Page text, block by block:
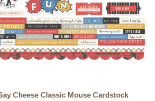
Cheese Classic Mouse Cardstock